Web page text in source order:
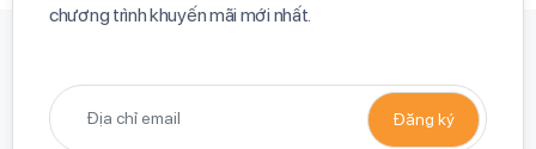
chương trình khuyến mãi mới nhất.​